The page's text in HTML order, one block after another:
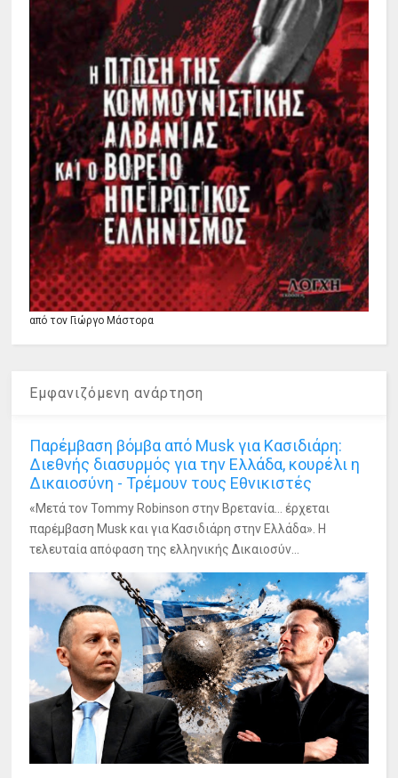
από τον Γιώργο Μάστορα
Εμφανιζόμενη ανάρτηση
Παρέμβαση βόμβα από Musk για Κασιδιάρη:
Διεθνής διασυρμός για την Ελλάδα, κουρέλι η
Δικαιοσύνη - Τρέμουν τους Εθνικιστές
«Μετά τον Tommy Robinson στην Βρετανία... έρχεται
παρέμβαση Musk και για Κασιδιάρη στην Ελλάδα». Η
τελευταία απόφαση της ελληνικής Δικαιοσύν...